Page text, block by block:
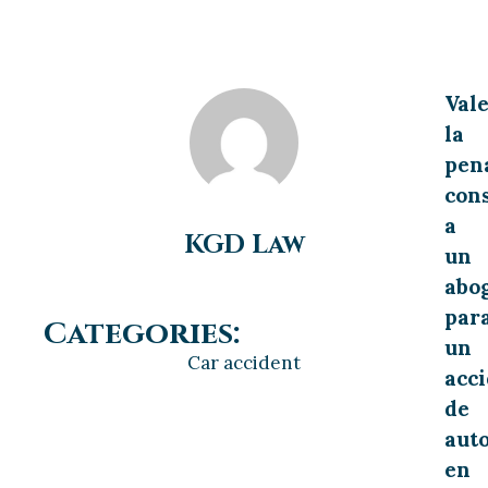
KGD Law
Categories:
Car accident
Vale
la
a
un
un
de
en